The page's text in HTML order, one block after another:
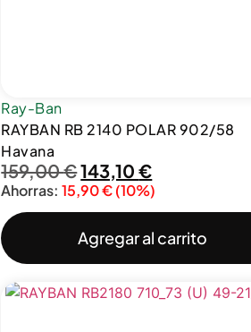
Ray-Ban
RAYBAN RB 2140 POLAR 902/58
Havana
159,00€143,10€
Ahorras: 15,90€(10%)
Agregar al carrito